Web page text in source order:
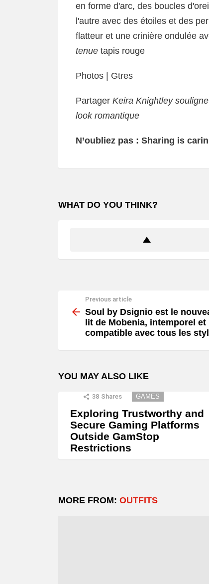
en forme d'arc, des boucles
l'autre avec des étoiles et des
flatteur et une crinière ondulée
tenue tapis rouge
Photos | Gtres
Partager Keira Knightley
look romantique
N’oubliez pas : Sharing is
WHAT DO YOU THINK?
more
Previous article
Soul by Dsignio est le
lit de Mobenia, intemporel et
compatible avec tous les
YOU MAY ALSO LIKE
38 Shares GAMES
Exploring Trustworthy and
Secure Gaming Platforms
Outside GamStop
Restrictions
MORE FROM: OUTFITS